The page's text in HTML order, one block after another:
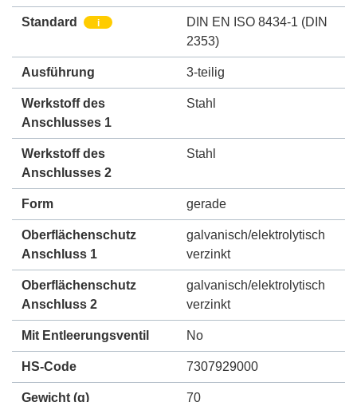
Standard i
DIN EN ISO 8434-1 (DIN
2353)
Ausführung 3-teilig
Werkstoff des
Anschlusses 1
Stahl
Werkstoff des
Anschlusses 2
Stahl
Form gerade
Oberflächenschutz
Anschluss 1
galvanisch/elektrolytisch
verzinkt
Oberflächenschutz
Anschluss 2
galvanisch/elektrolytisch
verzinkt
Mit Entleerungsventil No
HS-Code 7307929000
Gewicht (g) 70